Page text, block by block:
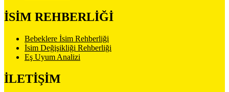
İSİM REHBERLİĞİ
Bebeklere İsim Rehberliği
İsim Değişikliği Rehberliği
Eş Uyum Analizi
İLETİŞİM